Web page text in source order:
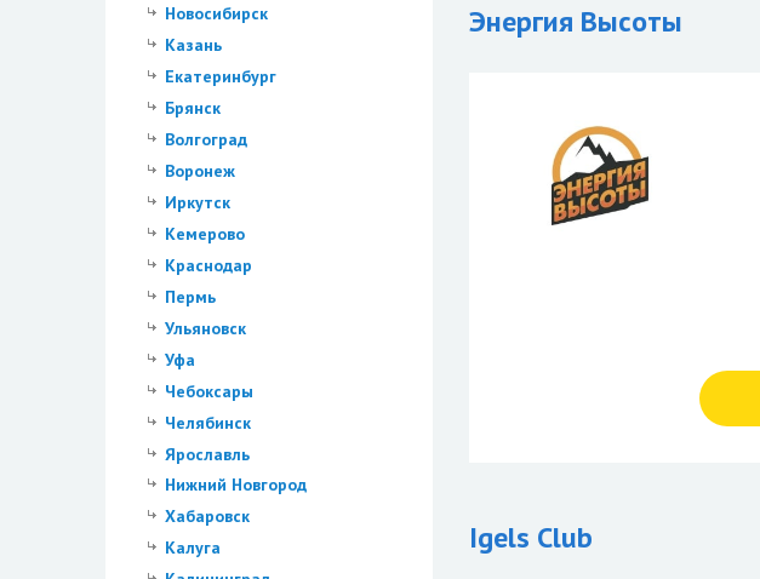
Новосибирск
Казань
Екатеринбург
Брянск
Волгоград
Воронеж
Иркутск
Кемерово
Краснодар
Пермь
Ульяновск
Уфа
Чебоксары
Челябинск
Ярославль
Нижний Новгород
Хабаровск
Калуга
Энергия Высоты
Igels Club